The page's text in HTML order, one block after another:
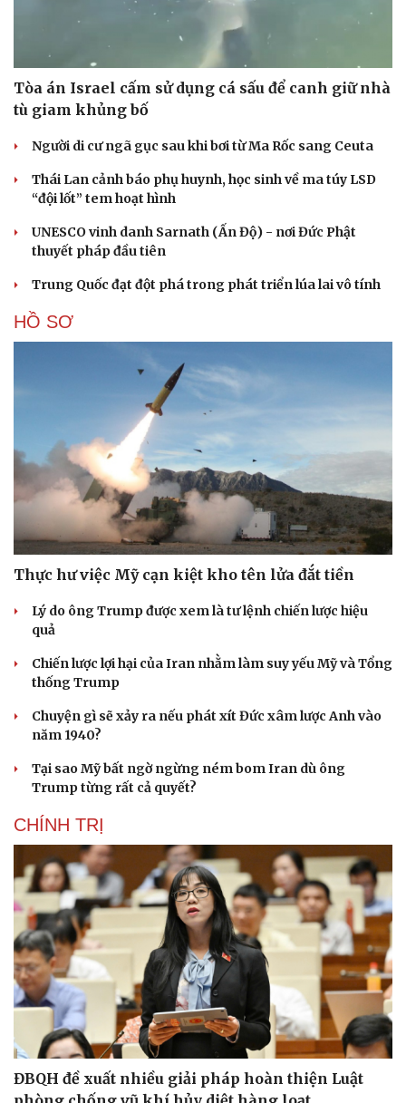
Tòa án Israel cấm sử dụng cá sấu để canh giữ nhà
tù giam khủng bố
Người di cư ngã gục sau khi bơi từ Ma Rốc sang Ceuta
Thái Lan cảnh báo phụ huynh, học sinh về ma túy LSD
“đội lốt” tem hoạt hình
UNESCO vinh danh Sarnath (Ấn Độ) - nơi Đức Phật
thuyết pháp đầu tiên
Trung Quốc đạt đột phá trong phát triển lúa lai vô tính
HỒ SƠ
Thực hư việc Mỹ cạn kiệt kho tên lửa đắt tiền
Lý do ông Trump được xem là tư lệnh chiến lược hiệu
quả
Chiến lược lợi hại của Iran nhằm làm suy yếu Mỹ và Tổng
thống Trump
Chuyện gì sẽ xảy ra nếu phát xít Đức xâm lược Anh vào
năm 1940?
Tại sao Mỹ bất ngờ ngừng ném bom Iran dù ông
Trump từng rất cả quyết?
CHÍNH TRỊ
ĐBQH đề xuất nhiều giải pháp hoàn thiện Luật